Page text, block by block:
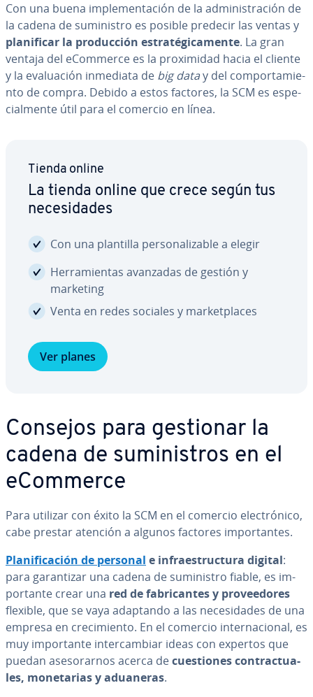
Con una buena im­ple­me­n­ta­ción de la ad­mi­ni­s­tra­ción de
la cadena de su­mi­ni­s­tro es posible predecir las ventas y
pla­ni­fi­car la pro­du­c­ción es­tra­té­gi­ca­me­n­te. La gran
ventaja del eCommerce es la pro­xi­mi­dad hacia el cliente
y la eva­lua­ción inmediata de big datay del co­m­po­r­ta­mie­
n­to de compra. Debido a estos factores, la SCM es es­pe­
cia­l­me­n­te útil para el comercio en línea.
Tienda online
La tienda online que crece según tus
ne­ce­si­da­des
Con una plantilla pe­r­so­na­li­za­ble a elegir
He­rra­mie­n­tas avanzadas de gestión y
marketing
Venta en redes sociales y ma­r­ke­t­pla­ces
Ver planes
Consejos para gestionar la
cadena de su­mi­ni­s­tros en el
eCommerce
Para utilizar con éxito la SCM en el comercio ele­c­tró­ni­co,
cabe prestar atención a algunos factores im­po­r­ta­n­tes.
Pla­ni­fi­ca­ción de personal e in­frae­s­tru­c­tu­ra digital:
para ga­ra­n­ti­zar una cadena de su­mi­ni­s­tro fiable, es im­
po­r­ta­n­te crear una red de fa­bri­ca­n­tes y pro­vee­do­res
flexible, que se vaya adaptando a las ne­ce­si­da­des de una
empresa en cre­ci­mie­n­to. En el comercio in­te­r­na­cio­nal, es
muy im­po­r­ta­n­te in­te­r­ca­m­biar ideas con expertos que
puedan ase­so­rar­nos acerca decue­s­tio­nes co­n­tra­c­tua­
les, mo­ne­ta­rias y aduaneras.